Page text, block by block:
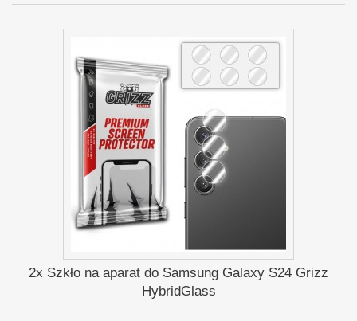
2x Szkło na aparat do Samsung Galaxy S24 Grizz
HybridGlass